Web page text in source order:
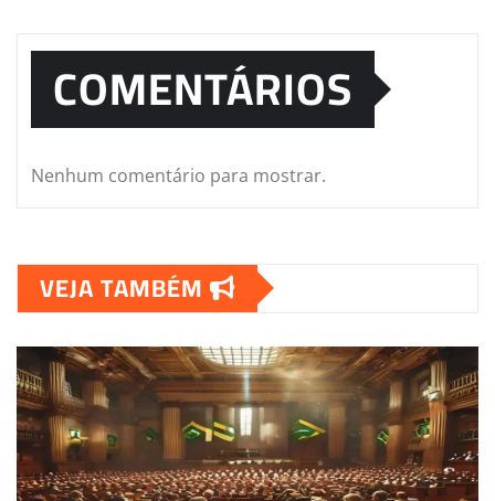
COMENTÁRIOS
Nenhum comentário para mostrar.
VEJA TAMBÉM